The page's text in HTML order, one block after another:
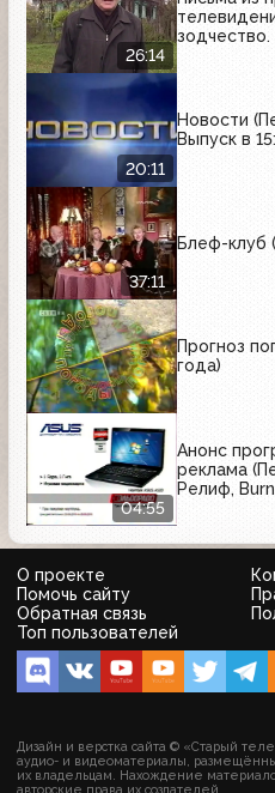
26:14
зодчество.
20:11
Новости
Выпуск в
37:11
Блеф-клуб
Прогноз
года)
04:55
Анонс
реклама
Релиф,
О проекте
Помочь сайту
Обратная связь
Топ пользователей
Дизайн и верстка сайта © «Старый
аудио- и видеоматериалы,
их владельцам. Нахождение
авторские права их создателей.